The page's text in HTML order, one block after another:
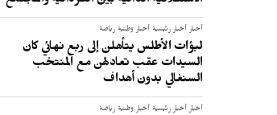
أخبار أخبار رئيسية أخبار وطنية رياضة
لبؤات الأطلس يتأهلن إلى ربع نهائي كان
السيدات عقب تعادلهن مع المنتخب
السنغالي بدون أهداف
أخبار أخبار رئيسية أخبار وطنية رياضة